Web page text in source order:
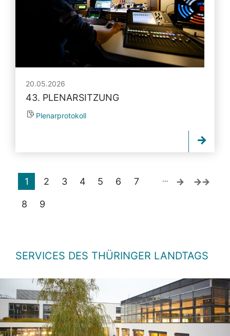
20.05.2026
43. PLENARSITZUNG
Plenarprotokoll
1 2 3 4 5 6 7
8 9
…
SERVICES DES THÜRINGER LANDTAGS